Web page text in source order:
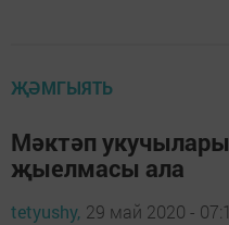
ҖӘМГЫЯТЬ
Мәктәп
җыелмасы ала
tetyushy, 29 май 2020 -